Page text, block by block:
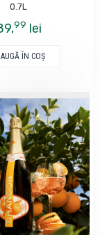
0.7L
99 lei
ÎN COŞ